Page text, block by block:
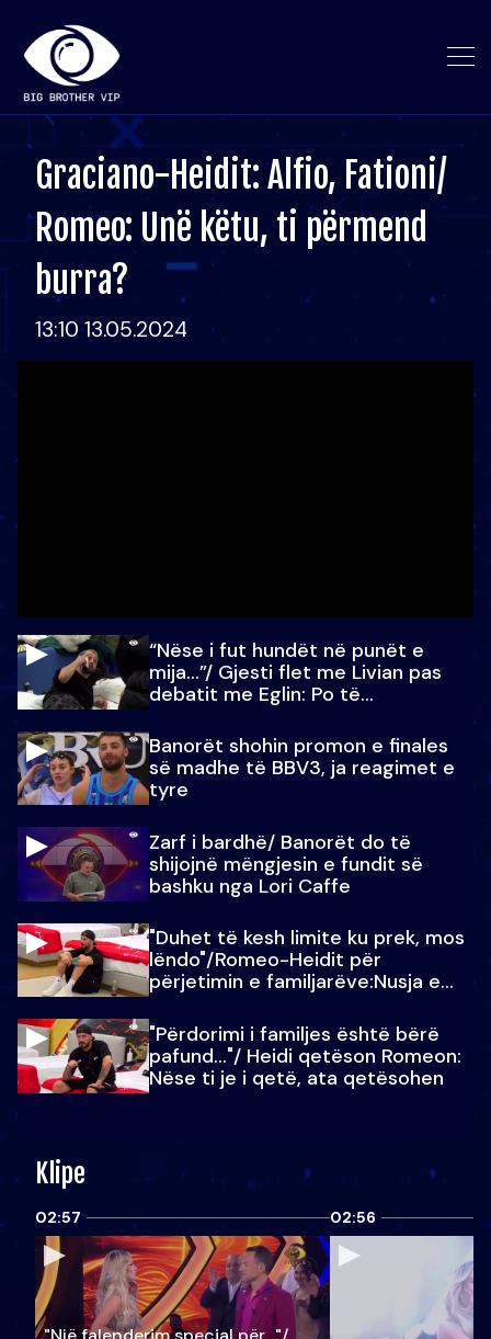
Graciano-Heidit: Alfio, Fationi/
Romeo: Unë këtu, ti përmend
burra?
13:10 13.05.2024
“Nëse i fut hundët në punët e
mija…”/ Gjesti flet me Livian pas
debatit me Eglin: Po të
Banorët shohin promon e finales
së madhe të BBV3, ja reagimet e
tyre
Zarf i bardhë/ Banorët do të
shijojnë mëngjesin e fundit së
bashku nga Lori Caffe
"Duhet të kesh limite ku prek, mos
lëndo"/Romeo-Heidit për
përjetimin e familjarëve:Nusja e
"Përdorimi i familjes është bërë
pafund…"/ Heidi qetëson Romeon:
Nëse ti je i qetë, ata qetësohen
Klipe
02:57 02:56